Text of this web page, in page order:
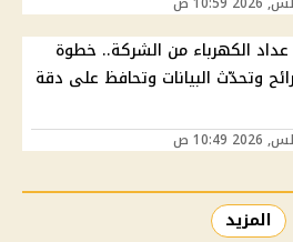
الكهرباء من الشركة.. خطوة
وتحدّث البيانات وتحافظ على دقة
المزيد